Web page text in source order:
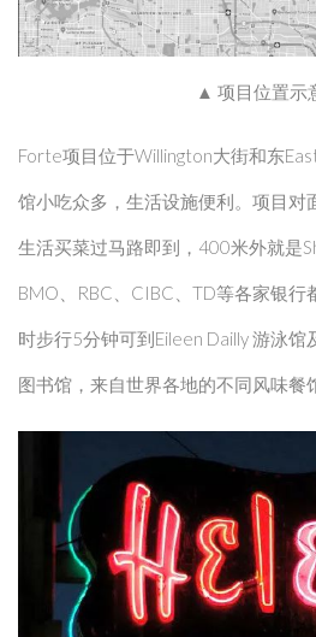
▲ 项目位置示
Forte项目位于Willington大街和东
馆小吃众多，生活设施便利。项目对
生活买菜过马路即到，400米外就是
BMO、RBC、CIBC、TD等各家银行
时步行5分钟可到Eileen Dailly 游泳
图书馆，来自世界各地的不同风味餐